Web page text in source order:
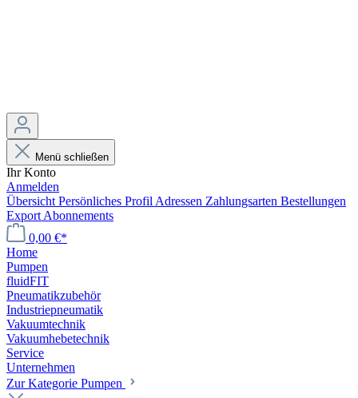
Menü schließen
Ihr Konto
Anmelden
Übersicht Persönliches Profil Adressen Zahlungsarten Bestellungen
Export Abonnements
0,00 €*
Home
Pumpen
fluidFIT
Pneumatikzubehör
Industriepneumatik
Vakuumtechnik
Vakuumhebetechnik
Service
Unternehmen
Zur Kategorie Pumpen